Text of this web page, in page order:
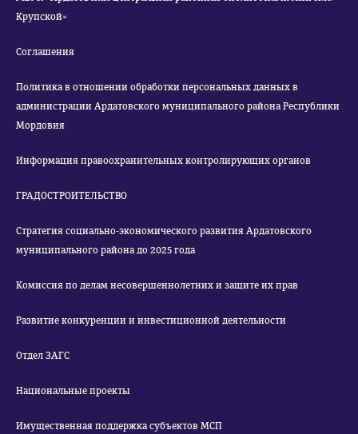
Крупской»
Соглашения
Политика в отношении обработки персональных данных в
администрации Ардатовского муниципального района Республики
Мордовия
Информация правоохранительных контролирующих органов
ГРАДОСТРОИТЕЛЬСТВО
Стратегия социально-экономического развития Ардатовского
муниципального района до 2025 года
Комиссия по делам несовершеннолетних и защите их прав
Развитие конкуренции и инвестиционной деятельности
Отдел ЗАГС
Национальные проекты
Имущественная поддержка субъектов МСП